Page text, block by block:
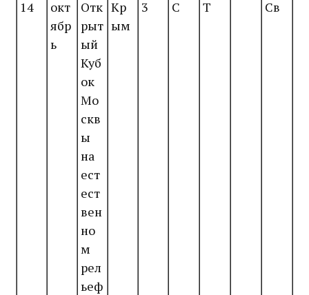
14
окт
ябр
ь
Отк
рыт
ый
Куб
ок
Мо
скв
ы
на
ест
ест
вен
но
м
рел
ьеф
Кр
ым
3 С Т Св